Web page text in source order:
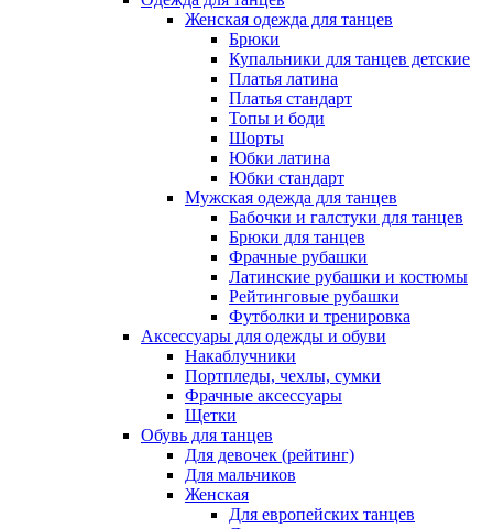
Женская одежда для танцев
Брюки
Купальники для танцев детские
Платья латина
Платья стандарт
Топы и боди
Шорты
Юбки латина
Юбки стандарт
Мужская одежда для танцев
Бабочки и галстуки для танцев
Брюки для танцев
Фрачные рубашки
Латинские рубашки и костюмы
Рейтинговые рубашки
Футболки и тренировка
Аксессуары для одежды и обуви
Накаблучники
Портпледы, чехлы, сумки
Фрачные аксессуары
Щетки
Обувь для танцев
Для девочек (рейтинг)
Для мальчиков
Женская
Для европейских танцев